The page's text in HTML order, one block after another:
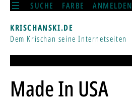
SUCHE FARBE ANMELDEN
KRISCHANSKI.DE
Dem Krischan seine Internetseiten
Made In USA